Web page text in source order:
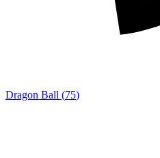
Dragon Ball (75)